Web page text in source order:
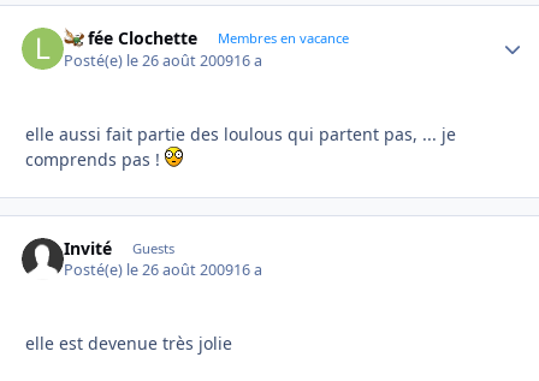
La fée Clochette Membres en vacance
Posté(e) le 26 août 200916 a
elle aussi fait partie des loulous qui partent pas, ... je
comprends pas !
Invité Guests
Posté(e) le 26 août 200916 a
elle est devenue très jolie